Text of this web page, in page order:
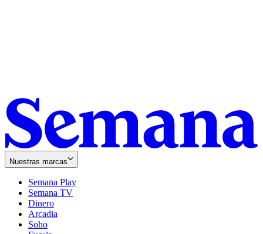
Nuestras marcas
Semana Play
Semana TV
Dinero
Arcadia
Soho